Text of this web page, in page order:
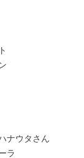
ナウタさん
ラ